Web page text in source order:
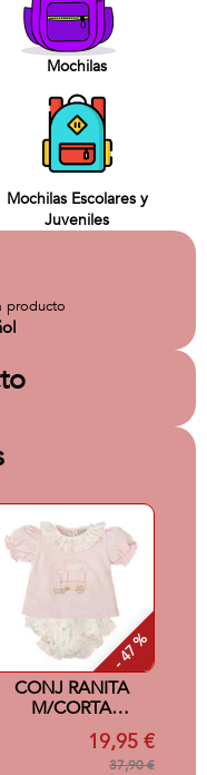
Mochilas
Mochilas Escolares y
Juveniles
producto
- 47 %
CONJ RANITA
M/CORTA
C/VOLANTE
CHARCA 3M ROSA
19,95 €
37,90 €